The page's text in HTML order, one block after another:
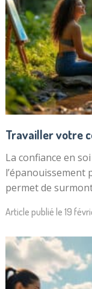
Travailler votre
La confiance en
l’épanouissement
permet de
Article publié le 19